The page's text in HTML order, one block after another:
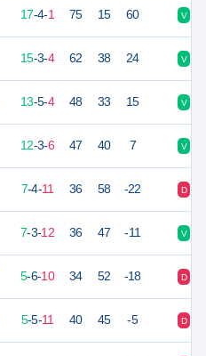
17-4-1 75 15 60 V
15-3-4 62 38 24 V
13-5-4 48 33 15 V
12-3-6 47 40 7 V
7-4-11 36 58 -22 D
7-3-12 36 47 -11 V
5-6-10 34 52 -18 D
5-5-11 40 45 -5 D